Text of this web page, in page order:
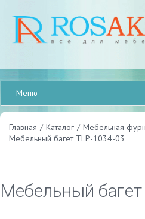
Меню
Главная / Каталог / Мебельная
Мебельный багет TLP-1034-03
Мебельный